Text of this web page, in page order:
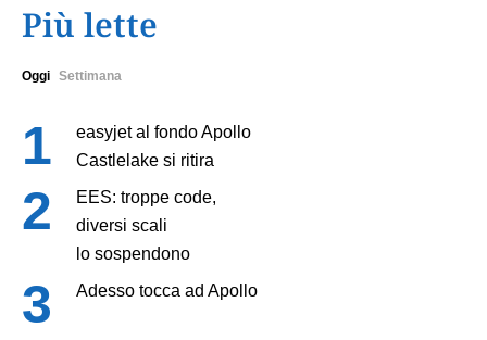
Più lette
Oggi Settimana
easyjet al fondo Apollo
Castlelake si ritira
EES: troppe code,
diversi scali
lo sospendono
Adesso tocca ad Apollo